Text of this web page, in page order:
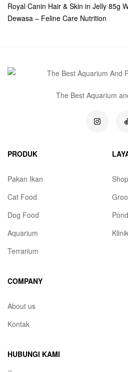
Royal Canin Hair & Skin in Jelly 85g
Dewasa – Feline Care Nutrition
The Best Aquarium
PRODUK
Pakan Ikan
Cat Food
Dog Food
Aquarium
Terrarium
Shop
Klinik
COMPANY
About us
Kontak
HUBUNGI KAMI